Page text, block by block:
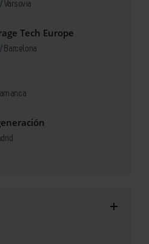
/ Varsovia
Tech Europe
/ Barcelona